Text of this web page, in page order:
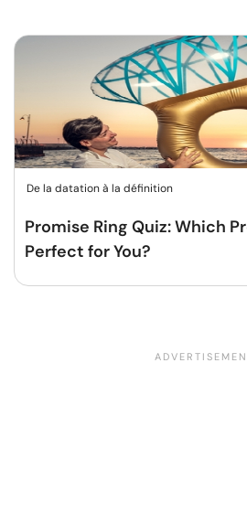
De la datation à la définition
Promise Ring Quiz: Which
Perfect for You?